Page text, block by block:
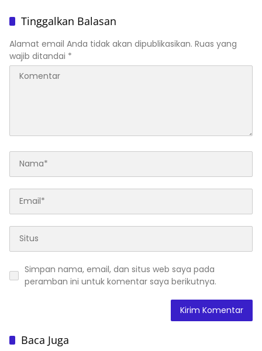
Tinggalkan Balasan
Alamat email Anda tidak akan dipublikasikan. Ruas yang
wajib ditandai *
Simpan nama, email, dan situs web saya pada
peramban ini untuk komentar saya berikutnya.
Baca Juga